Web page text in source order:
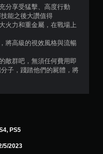
5
4
9
9
分享受猛擊、高度行動
能之後大讚值得
火力和重金屬，在戰場上
將高級的視效風格與流暢
敵群吧，無須任何費用即
子，踐踏他們的屍體，將
PS5
5/2023